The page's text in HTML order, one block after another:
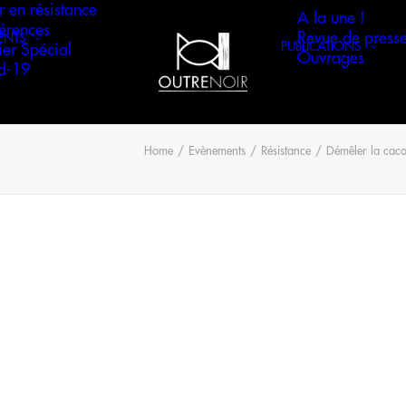
en résistance
Spécial
19
PUBLICATIONS
A la une !
Revue de
Ouvrages
Home Evènements Résistance Démêler la